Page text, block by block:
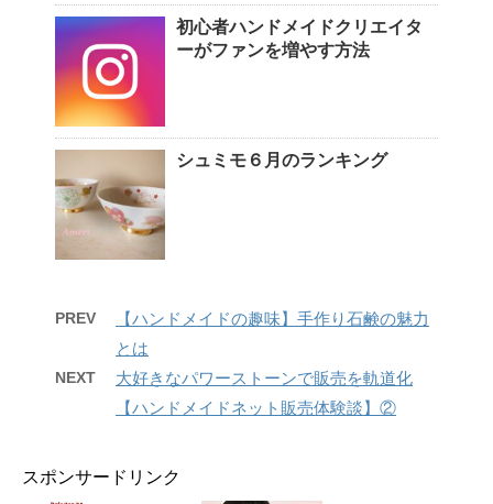
初心者ハンドメイドクリエイタ
ーがファンを増やす方法
シュミモ６月のランキング
PREV
【ハンドメイドの趣味】手作り石鹸の魅力
とは
NEXT
大好きなパワーストーンで販売を軌道化
【ハンドメイドネット販売体験談】②
スポンサードリンク